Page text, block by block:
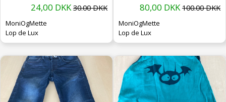
24,00 DKK30.00 DKK
MoniOgMette
Lop de Lux
80,00 DKK100.00 DKK
MoniOgMette
Lop de Lux